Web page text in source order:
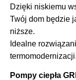
Dzięki niskiemu
Twój dom będzie
niższe.
Idealne
termomodernizacji.
Pompy ciepła